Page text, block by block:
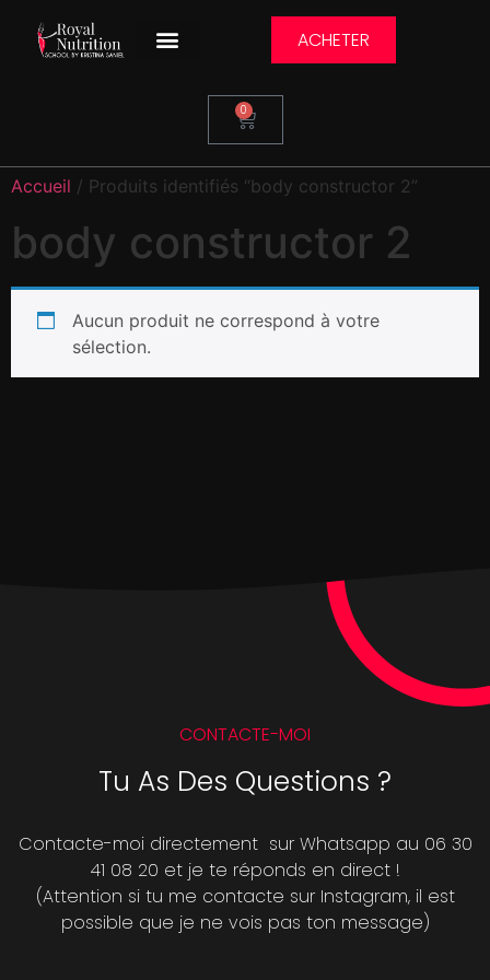
ACHETER
0
Accueil / Produits identifiés “body constructor 2”
body constructor 2
Aucun produit ne correspond à votre
sélection.
CONTACTE-MOI
Tu As Des Questions ?
Contacte-moi directement sur Whatsapp au 06 30
41 08 20 et je te réponds en direct !
(Attention si tu me contacte sur Instagram, il est
possible que je ne vois pas ton message)